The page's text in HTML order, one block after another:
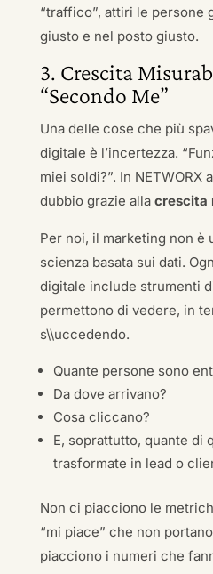
“traffico”, attiri le persone
giusto e nel posto giusto.
3. Crescita
“Secondo Me”
Una delle cose che più
digitale è l’incertezza.
miei soldi?”. In NETWORX
dubbio grazie alla crescita
Per noi, il marketing non è
scienza basata sui dati.
digitale include strumenti
permettono di vedere, in
s\\uccedendo.
Quante persone sono
Da dove arrivano?
Cosa cliccano?
E, soprattutto, quante di
trasformate in lead o
Non ci piacciono le
“mi piace” che non
piacciono i numeri che